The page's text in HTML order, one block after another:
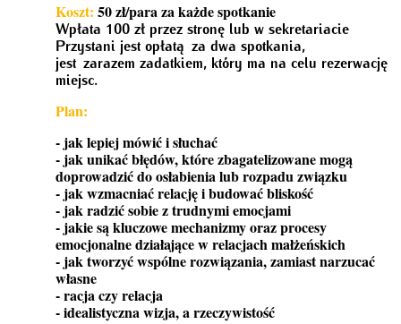
Koszt: 50 zł/para za każde spotkanie
Wpłata 100 zł przez stronę lub w sekretariacie
Przystani jest opłatą za dwa spotkania,
jest zarazem zadatkiem, który ma na celu rezerwację
miejsc.
Plan:
- jak lepiej mówić i słuchać
- jak unikać błędów, które zbagatelizowane mogą
doprowadzić do osłabienia lub rozpadu związku
- jak wzmacniać relację i budować bliskość
- jak radzić sobie z trudnymi emocjami
- jakie są kluczowe mechanizmy oraz procesy
emocjonalne działające w relacjach małżeńskich
- jak tworzyć wspólne rozwiązania, zamiast narzucać
własne
- racja czy relacja
- idealistyczna wizja, a rzeczywistość